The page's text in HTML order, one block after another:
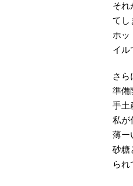
それ
てし
ホッ
イル
さら
準備
手土
私が
薄ー
砂糖
られ